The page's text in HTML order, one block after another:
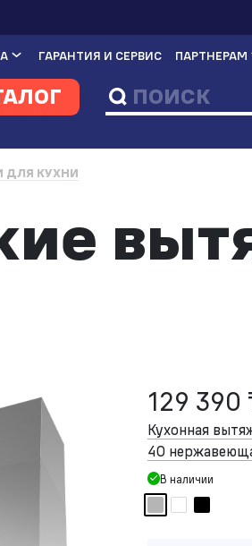
ГАРАНТИЯ И СЕРВИС ПАРТНЕРАМ
ДЛЯ КУХНИ
129 390
Кухонная
40
В наличии